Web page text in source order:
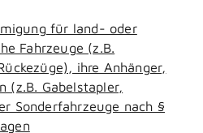
für land- oder
Fahrzeuge (z.B.
ihre Anhänger,
(z.B. Gabelstapler,
Sonderfahrzeuge nach §